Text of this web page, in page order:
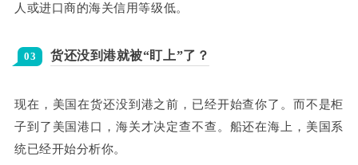
人或进口商的海关信用等级低。
03 货还没到港就被“盯上”了？
现在，美国在货还没到港之前，已经开始查你了。而不是柜
子到了美国港口，海关才决定查不查。船还在海上，美国系
统已经开始分析你。